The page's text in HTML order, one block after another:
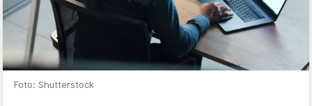
Foto: Shutterstock